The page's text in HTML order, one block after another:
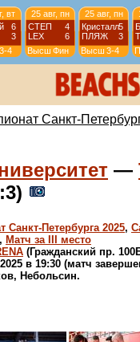
вт
6
3
3-4
25 авг, пн
СТЕП
4
LEX
6
Высш Фин
25 авг, пн
Кристалл5
ПЛЯЖ
3
Высш 3-4
12 авг, вт
1
1
12 авг, вт
Lakes
1
ТСТ
4
Санкт-
—
Санкт-Петербурга 2025,
, Матч за III место
(Гражданский пр.
в 19:30 (матч
Небольсин.